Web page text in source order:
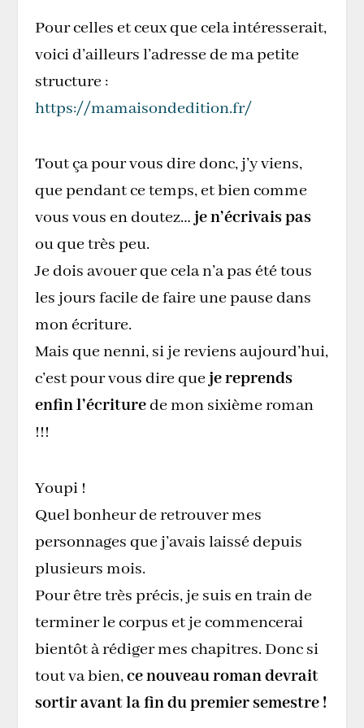
Pour celles et ceux que cela intéresserait,
voici d’ailleurs l’adresse de ma petite
structure :
https://mamaisondedition.fr/
Tout ça pour vous dire donc, j’y viens,
que pendant ce temps, et bien comme
vous vous en doutez…je n’écrivais pas
ou que très peu.
Je dois avouer que cela n’a pas été tous
les jours facile de faire une pause dans
mon écriture.
Mais que nenni, si je reviens aujourd’hui,
c’est pour vous dire queje reprends
enfin l’écriturede mon sixième roman
!!!
Youpi !
Quel bonheur de retrouver mes
personnages que j’avais laissé depuis
plusieurs mois.
Pour être très précis, je suis en train de
terminer le corpus et je commencerai
bientôt à rédiger mes chapitres. Donc si
tout va bien,ce nouveau roman devrait
sortir avant la fin du premier semestre !